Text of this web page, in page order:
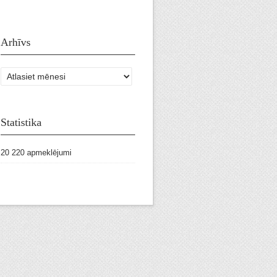
Arhīvs
Arhīvs
Statistika
20 220 apmeklējumi